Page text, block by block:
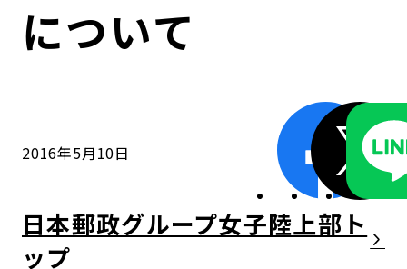
ESGデータ集
について
2016年5月10日
日本郵政グループ女子陸上部